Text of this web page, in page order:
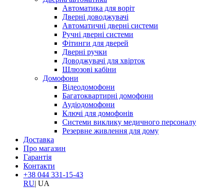
Автоматика для воріт
Дверні доводжувачі
Автоматичні дверні системи
Ручні дверні системи
Фітинги для дверей
Дверні ручки
Доводжувачі для хвірток
Шлюзові кабіни
Домофони
Відеодомофони
Багатоквартирні домофони
Аудіодомофони
Ключі для домофонів
Системи виклику медичного персоналу
Резервне живлення для дому
Доставка
Про магазин
Гарантія
Контакти
+38 044 331-15-43
RU| UA